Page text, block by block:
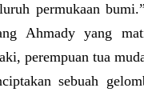
permukaan
Ahmady yang
perempuan tua
sebuah